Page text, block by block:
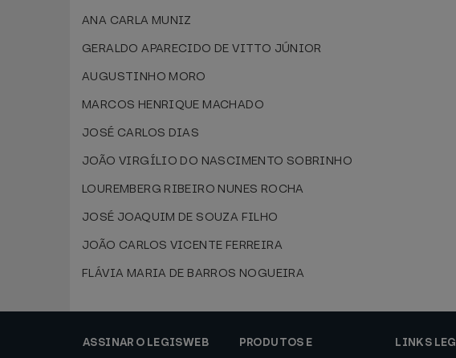
ANA CARLA MUNIZ
GERALDO APARECIDO DE VITTO JÚNIOR
AUGUSTINHO MORO
MARCOS HENRIQUE MACHADO
JOSÉ CARLOS DIAS
JOÃO VIRGÍLIO DO NASCIMENTO SOBRINHO
LOUREMBERG RIBEIRO NUNES ROCHA
JOSÉ JOAQUIM DE SOUZA FILHO
JOÃO CARLOS VICENTE FERREIRA
FLÁVIA MARIA DE BARROS NOGUEIRA
ASSINAR O LEGISWEB PRODUTOS E LINKS